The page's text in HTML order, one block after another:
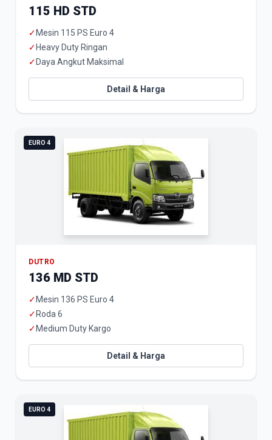
115 HD STD
✓ Mesin 115 PS Euro 4
✓ Heavy Duty Ringan
✓ Daya Angkut Maksimal
Detail & Harga
EURO 4
DUTRO
136 MD STD
✓ Mesin 136 PS Euro 4
✓ Roda 6
✓ Medium Duty Kargo
Detail & Harga
EURO 4